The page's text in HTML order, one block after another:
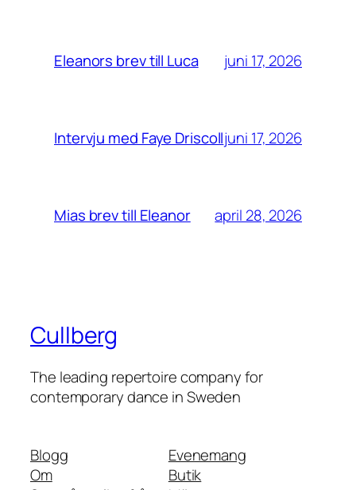
Eleanors brev till Luca juni 17, 2026
Intervju med Faye Driscolljuni 17, 2026
Mias brev till Eleanor april 28, 2026
Cullberg
The leading repertoire company for
contemporary dance in Sweden
Blogg
Om
Evenemang
Butik